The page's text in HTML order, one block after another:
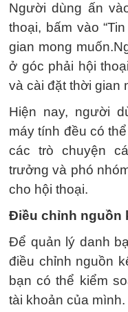
Người dùng ấn
thoại, bấm vào
gian mong
ở góc phải hội
và cài đặt thời gian
Hiện nay, người
máy tính đều có
các trò chuyện
trưởng và phó
cho hội thoại.
Điều chỉnh nguồn
Để quản lý danh
điều chỉnh nguồn
bạn có thể kiểm
tài khoản của mình.